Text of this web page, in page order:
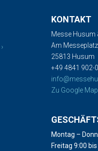
KONTAKT
Messe Husum
Am
25813 Husum
+49 4841 902-0
Zu Google
Montag –
Freitag 9:00